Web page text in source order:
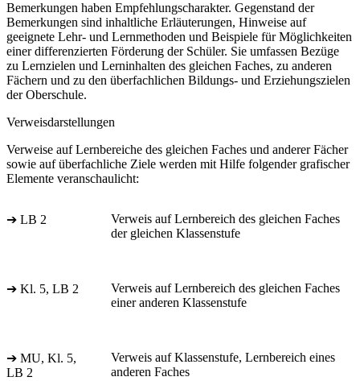
Bemerkungen haben Empfehlungscharakter. Gegenstand der
Bemerkungen sind inhaltliche Erläuterungen, Hinweise auf
geeignete Lehr- und Lernmethoden und Beispiele für Möglichkeiten
einer differenzierten Förderung der Schüler. Sie umfassen Bezüge
zu Lernzielen und Lerninhalten des gleichen Faches, zu anderen
Fächern und zu den überfachlichen Bildungs- und Erziehungszielen
der Oberschule.
Verweisdarstellungen
Verweise auf Lernbereiche des gleichen Faches und anderer Fächer
sowie auf überfachliche Ziele werden mit Hilfe folgender grafischer
Elemente veranschaulicht:
➔ LB 2
Verweis auf Lernbereich des gleichen Faches
der gleichen Klassenstufe
➔ Kl. 5, LB 2
Verweis auf Lernbereich des gleichen Faches
einer anderen Klassenstufe
➔ MU, Kl. 5,
LB 2
Verweis auf Klassenstufe, Lernbereich eines
anderen Faches